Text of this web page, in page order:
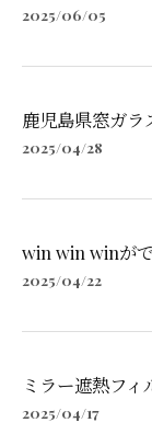
2025/06/05
鹿児島県窓ガラ
2025/04/28
win win winがで
2025/04/22
ミラー遮熱フィ
2025/04/17